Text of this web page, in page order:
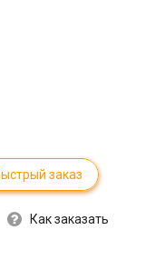
заказ
Как заказать